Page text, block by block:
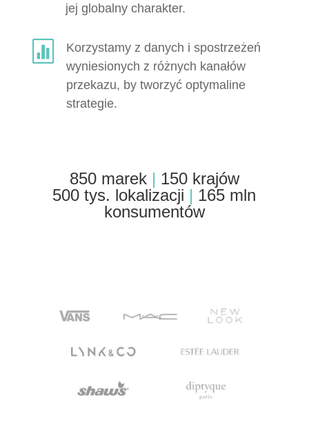
jej globalny charakter.

Korzystamy z danych i spostrzeżeń
wyniesionych z różnych kanałów
przekazu, by tworzyć optymaline
strategie.
850 marek | 150 krajów
500 tys. lokalizacji | 165 mln
konsumentów